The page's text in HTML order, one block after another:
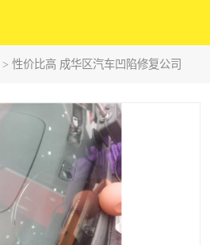
> 性价比高 成华区汽车凹陷修复公司